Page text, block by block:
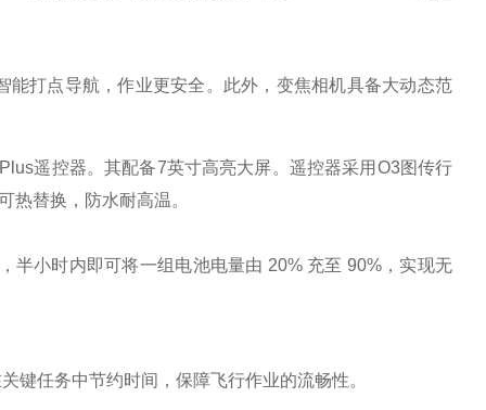
打点导航，作业更安全。此外，变焦相机具备大动态范
遥控器。其配备7英寸高亮大屏。遥控器采用O3图传行
热替换，防水耐高温。
半小时内即可将一组电池电量由 20% 充至 90%，实现无
键任务中节约时间，保障飞行作业的流畅性。